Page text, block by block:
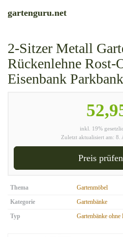
gartenguru.net
2-Sitzer Metall
Rückenlehne
Eisenbank
inkl. 19%
Zuletzt aktualisiert am: 8.
Preis
Thema
Gartenmöbel
Kategorie
Gartenbänke
Typ
Gartenbänke ohne